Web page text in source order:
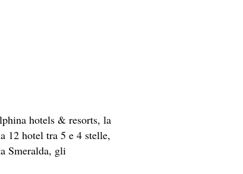
hotels & resorts, la
12 hotel tra 5 e 4 stelle,
Smeralda, gli